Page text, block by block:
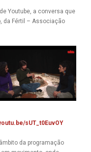
Youtube, a conversa que
da Fértil – Associação
sUT_t0EuvOY
da programação